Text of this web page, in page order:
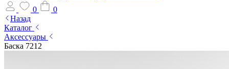
0
0
Назад
Каталог
Аксессуары
Баска 7212